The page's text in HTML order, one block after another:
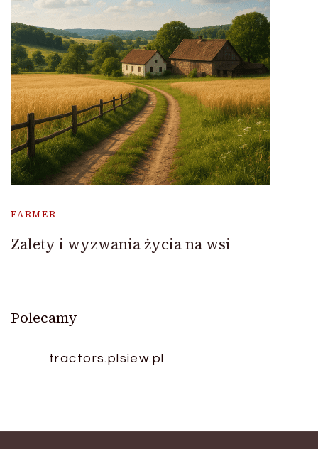
FARMER
Zalety i wyzwania życia na wsi
Polecamy
tractors.plsiew.pl